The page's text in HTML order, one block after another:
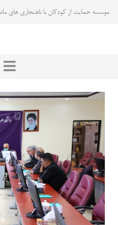
موسسه حمایت از کودکان با ناهنجاری های